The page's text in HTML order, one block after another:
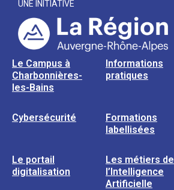
UNE INITIATIVE
Le Campus à
Charbonnières-
les-Bains
Informations
pratiques
Cybersécurité
Formations
labellisées
Le portail
digitalisation
Les métiers de
l’Intelligence
Artificielle